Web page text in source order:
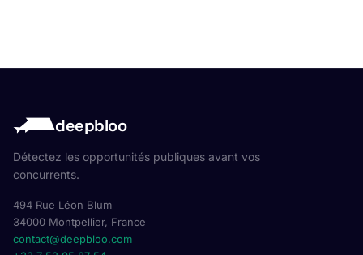
deepbloo
Détectez les opportunités publiques avant vos
concurrents.
494 Rue Léon Blum
34000 Montpellier, France
contact@deepbloo.com